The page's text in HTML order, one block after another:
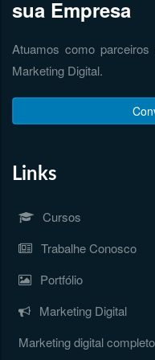
sua Empresa
Atuamos como
Marketing Digital.
Links
Cursos
Trabalhe Conosco
Portfólio
Marketing Digital
Marketing digital completo